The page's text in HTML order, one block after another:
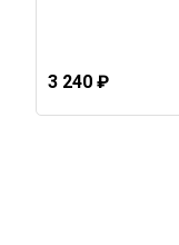
3 240 ₽